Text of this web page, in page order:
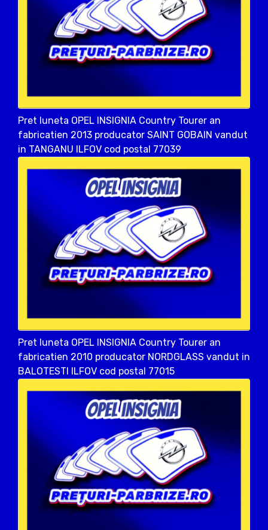
Pret luneta OPEL INSIGNIA Country Tourer an
fabricatien 2013 producator SAINT GOBAIN vandut
in TANGANU ILFOV cod postal 77039
Pret luneta OPEL INSIGNIA Country Tourer an
fabricatien 2010 producator NORDGLASS vandut in
BALOTESTI ILFOV cod postal 77015